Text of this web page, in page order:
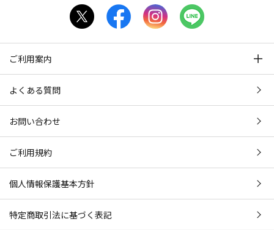
ご利用案内
よくある質問
お問い合わせ
ご利用規約
個人情報保護基本方針
特定商取引法に基づく表記